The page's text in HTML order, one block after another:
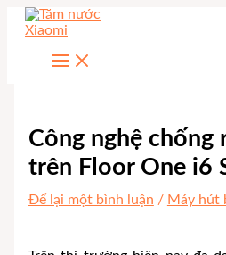
Nhảy
nội
Công nghệ
trên Floor One i6
Để lại một bình luận / Máy hút